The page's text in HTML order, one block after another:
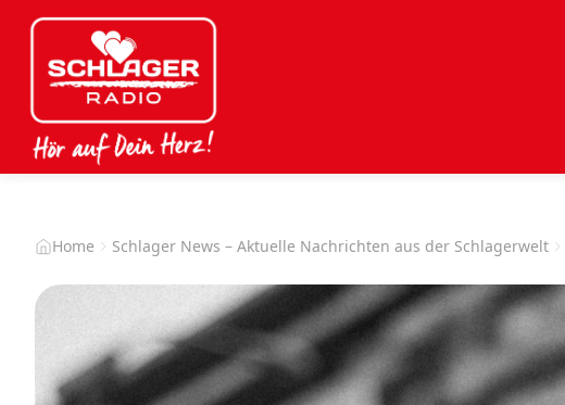
Home Schlager News – Aktuelle Nachrichten aus der Schlagerwelt